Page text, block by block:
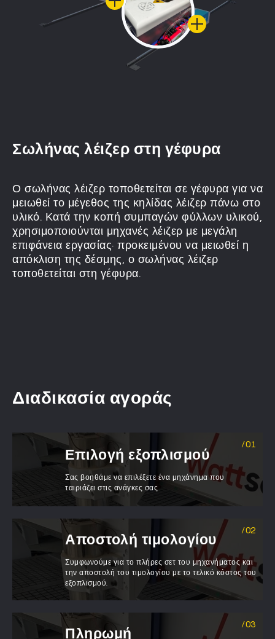
Σωλήνας λέιζερ στη γέφυρα
Ο σωλήνας λέιζερ τοποθετείται σε γέφυρα για να
μειωθεί το μέγεθος της κηλίδας λέιζερ πάνω στο
υλικό. Κατά την κοπή συμπαγών φύλλων υλικού,
χρησιμοποιούνται μηχανές λέιζερ με μεγάλη
επιφάνεια εργασίας· προκειμένου να μειωθεί η
απόκλιση της δέσμης, ο σωλήνας λέιζερ
τοποθετείται στη γέφυρα.
Διαδικασία αγοράς
Επιλογή εξοπλισμού
Σας βοηθάμε να επιλέξετε ένα μηχάνημα που
ταιριάζει στις ανάγκες σας
Αποστολή τιμολογίου
Συμφωνούμε για το πλήρες σετ του μηχανήματος και
την αποστολή του τιμολογίου με το τελικό κόστος του
εξοπλισμού.
Πληρωμή